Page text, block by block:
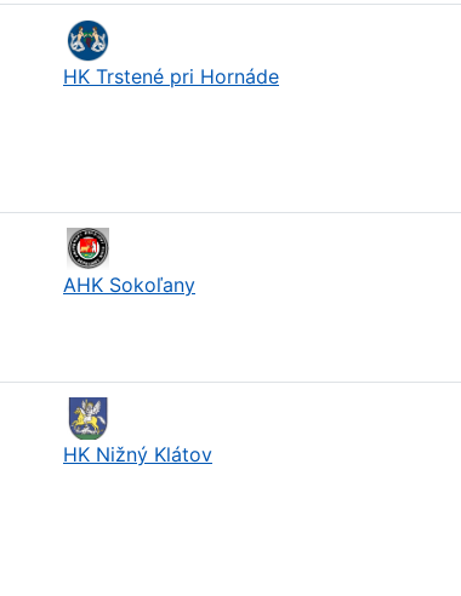
HK Trstené pri Hornáde
AHK Sokoľany
HK Nižný Klátov